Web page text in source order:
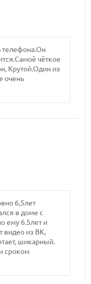
телефона.Он
чёткое
Крутой.Один из
очень
6,5лет
в доме с
ему 6.5лет и
видео из ВК,
шикарный.
сроком